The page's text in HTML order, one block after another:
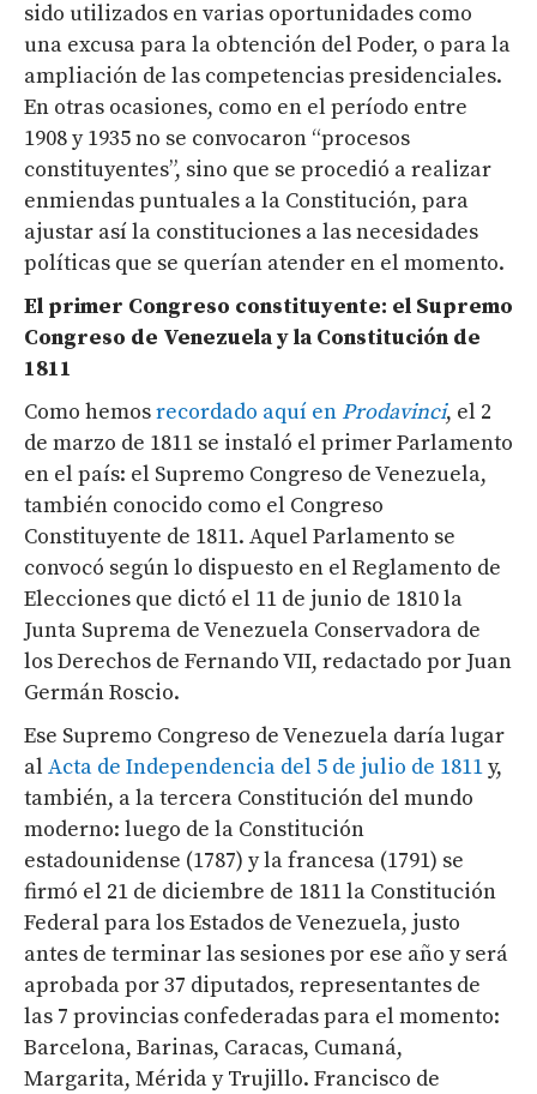
sido utilizados en varias oportunidades como
una excusa para la obtención del Poder, o para la
ampliación de las competencias presidenciales.
En otras ocasiones, como en el período entre
1908 y 1935 no se convocaron “procesos
constituyentes”, sino que se procedió a realizar
enmiendas puntuales a la Constitución, para
ajustar así la constituciones a las necesidades
políticas que se querían atender en el momento.
El primer Congreso constituyente: el Supremo
Congreso de Venezuela y la Constitución de
1811
Como hemosrecordado aquí en Prodavinci, el 2
de marzo de 1811 se instaló el primer Parlamento
en el país: el Supremo Congreso de Venezuela,
también conocido como el Congreso
Constituyente de 1811. Aquel Parlamento se
convocó según lo dispuesto en el Reglamento de
Elecciones que dictó el 11 de junio de 1810 la
Junta Suprema de Venezuela Conservadora de
los Derechos de Fernando VII, redactado por Juan
Germán Roscio.
Ese Supremo Congreso de Venezuela daría lugar
al Acta de Independencia del 5 de julio de 1811y,
también, a la tercera Constitución del mundo
moderno: luego de la Constitución
estadounidense (1787) y la francesa (1791) se
firmó el 21 de diciembre de 1811 la Constitución
Federal para los Estados de Venezuela, justo
antes de terminar las sesiones por ese año y será
aprobada por 37 diputados, representantes de
las 7 provincias confederadas para el momento:
Barcelona, Barinas, Caracas, Cumaná,
Margarita, Mérida y Trujillo. Francisco de